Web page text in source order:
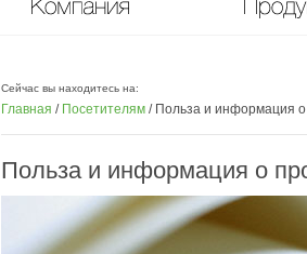
Сейчас вы находитесь на:
Главная / Посетителям / Польза и информация о
Польза и информация о